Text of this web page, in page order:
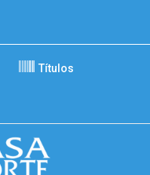
Títulos